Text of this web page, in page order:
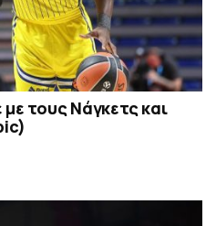
τους Νάγκετς και